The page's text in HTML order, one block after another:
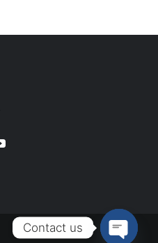
Contact us